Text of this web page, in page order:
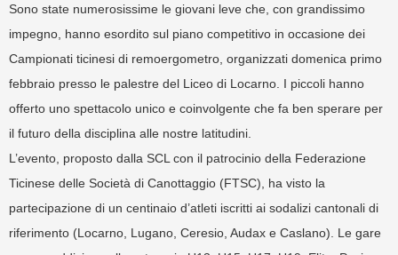
Sono state numerosissime le giovani leve che, con grandissimo
impegno, hanno esordito sul piano competitivo in occasione dei
Campionati ticinesi di remoergometro, organizzati domenica primo
febbraio presso le palestre del Liceo di Locarno. I piccoli hanno
offerto uno spettacolo unico e coinvolgente che fa ben sperare per
il futuro della disciplina alle nostre latitudini.
L’evento, proposto dalla SCL con il patrocinio della Federazione
Ticinese delle Società di Canottaggio (FTSC), ha visto la
partecipazione di un centinaio d’atleti iscritti ai sodalizi cantonali di
riferimento (Locarno, Lugano, Ceresio, Audax e Caslano). Le gare